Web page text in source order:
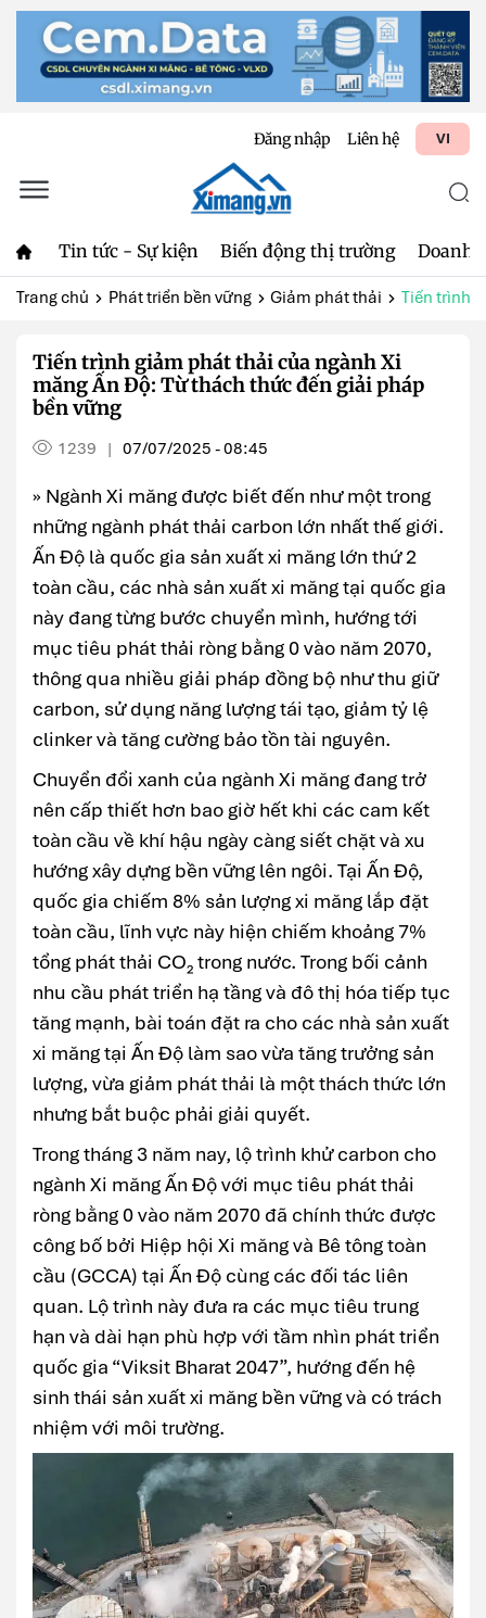
Đăng nhập Liên hệ VI
Tin tức - Sự kiện Biến động thị trường Doanh
Trang chủ Phát triển bền vững Giảm phát thải Tiến trình
Tiến trình giảm phát thải của ngành Xi
măng Ấn Độ: Từ thách thức đến giải pháp
bền vững
1239 | 07/07/2025 - 08:45
» Ngành Xi măng được biết đến như một trong
những ngành phát thải carbon lớn nhất thế giới.
Ấn Độ là quốc gia sản xuất xi măng lớn thứ 2
toàn cầu, các nhà sản xuất xi măng tại quốc gia
này đang từng bước chuyển mình, hướng tới
mục tiêu phát thải ròng bằng 0 vào năm 2070,
thông qua nhiều giải pháp đồng bộ như thu giữ
carbon, sử dụng năng lượng tái tạo, giảm tỷ lệ
clinker và tăng cường bảo tồn tài nguyên.
Chuyển đổi xanh của ngành Xi măng đang trở
nên cấp thiết hơn bao giờ hết khi các cam kết
toàn cầu về khí hậu ngày càng siết chặt và xu
hướng xây dựng bền vững lên ngôi. Tại Ấn Độ,
quốc gia chiếm 8% sản lượng xi măng lắp đặt
toàn cầu, lĩnh vực này hiện chiếm khoảng 7%
tổng phát thải CO₂ trong nước. Trong bối cảnh
nhu cầu phát triển hạ tầng và đô thị hóa tiếp tục
tăng mạnh, bài toán đặt ra cho các nhà sản xuất
xi măng tại Ấn Độ làm sao vừa tăng trưởng sản
lượng, vừa giảm phát thải là một thách thức lớn
nhưng bắt buộc phải giải quyết.
Trong tháng 3 năm nay, lộ trình khử carbon cho
ngành Xi măng Ấn Độ với mục tiêu phát thải
ròng bằng 0 vào năm 2070 đã chính thức được
công bố bởi Hiệp hội Xi măng và Bê tông toàn
cầu (GCCA) tại Ấn Độ cùng các đối tác liên
quan. Lộ trình này đưa ra các mục tiêu trung
hạn và dài hạn phù hợp với tầm nhìn phát triển
quốc gia “Viksit Bharat 2047”, hướng đến hệ
sinh thái sản xuất xi măng bền vững và có trách
nhiệm với môi trường.